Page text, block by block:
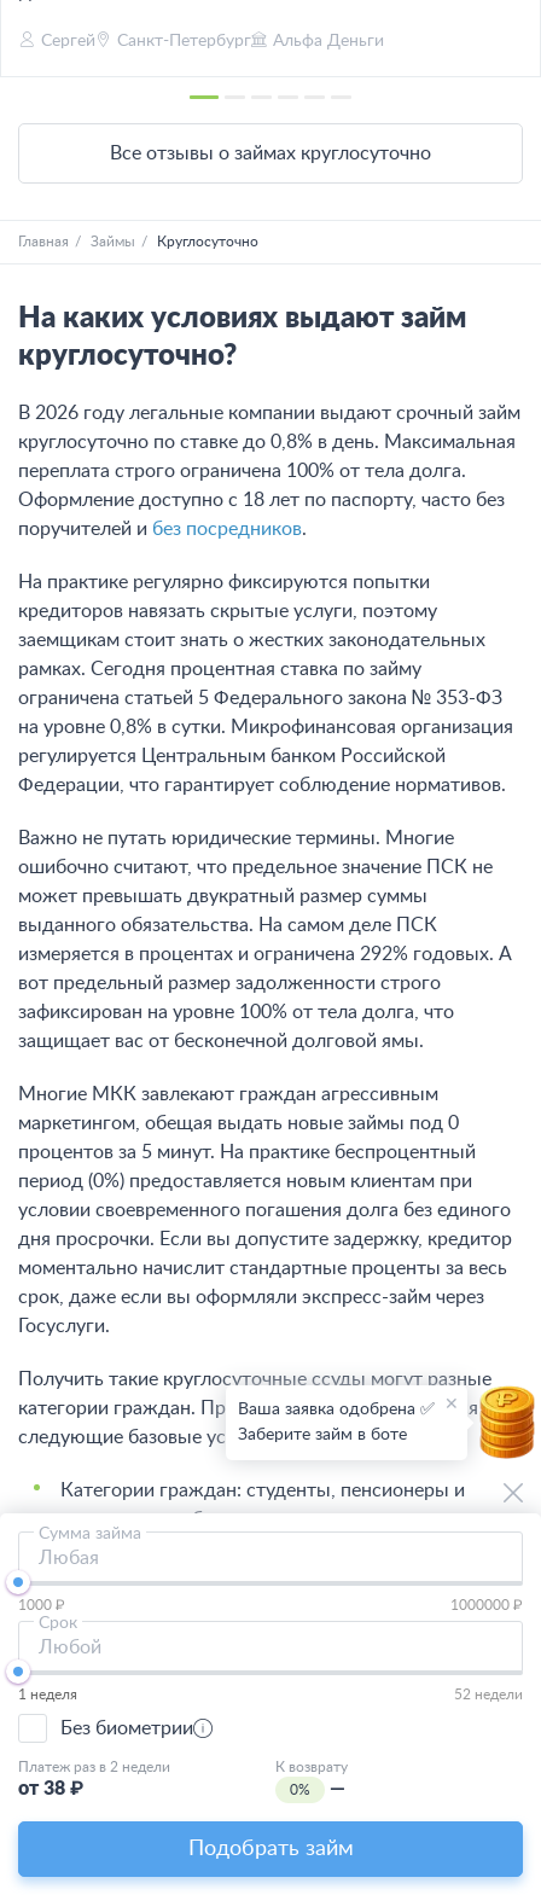
Любая
Сумма займа
1000 ₽ 1000000 ₽
Любой
Срок
1 неделя 52 недели
Без биометрии
Платеж раз в 2 недели
от38 ₽
К возврату
0%
—
Подобрать займ
Сергей Санкт-Петербург Альфа Деньги
Все отзывы о займах круглосуточно
Главная Займы Круглосуточно
На каких условиях выдают займ
круглосуточно?
В 2026 году легальные компании выдают срочный займ
круглосуточно по ставке до 0,8% в день. Максимальная
переплата строго ограничена 100% от тела долга.
Оформление доступно с 18 лет по паспорту, часто без
поручителей и без посредников.
На практике регулярно фиксируются попытки
кредиторов навязать скрытые услуги, поэтому
заемщикам стоит знать о жестких законодательных
рамках. Сегодня процентная ставка по займу
ограничена статьей 5 Федерального закона № 353-ФЗ
на уровне 0,8% в сутки. Микрофинансовая организация
регулируется Центральным банком Российской
Федерации, что гарантирует соблюдение нормативов.
Важно не путать юридические термины. Многие
ошибочно считают, что предельное значение ПСК не
может превышать двукратный размер суммы
выданного обязательства. На самом деле ПСК
измеряется в процентах и ограничена 292% годовых. А
вот предельный размер задолженности строго
зафиксирован на уровне 100% от тела долга, что
защищает вас от бесконечной долговой ямы.
Многие МКК завлекают граждан агрессивным
маркетингом, обещая выдать новые займы под 0
процентов за 5 минут. На практике беспроцентный
период (0%) предоставляется новым клиентам при
условии своевременного погашения долга без единого
дня просрочки. Если вы допустите задержку, кредитор
моментально начислит стандартные проценты за весь
срок, даже если вы оформляли экспресс-займ через
Госуслуги.
Получить такие круглосуточные ссуды могут разные
категории граждан. При оформлении выдвигаются
следующие базовые условия:
Категории граждан: студенты, пенсионеры и
временно неработающие лица.
Требования к КИ: допускается плохая кредитная
история или ее полное отсутствие.
Необходимые документы: паспорт РФ и СНИЛС
для базовой идентификации.
Технические требования: наличие именной
банковской карты с положительным балансом (от
1 до 10 рублей) для верификации.
30 000 рублей для краткосрочных обязательств. При
этом авторизация через Госуслуги повышает
Ваша заявка одобрена ✅
Заберите займ в боте